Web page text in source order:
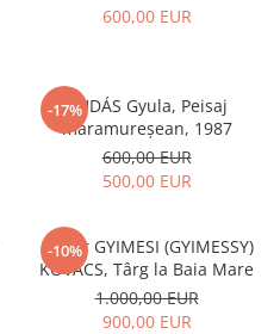
600,00 EUR
-17%DUDÁS Gyula, Peisaj
maramureșean, 1987
600,00 EUR
500,00 EUR
-10%
Gábor GYIMESI (GYIMESSY)
KOVÁCS, Târg la Baia Mare
1.000,00 EUR
900,00 EUR